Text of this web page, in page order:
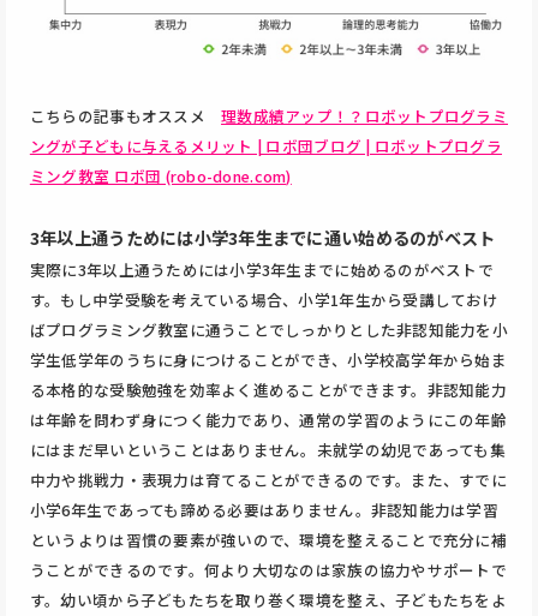
こちらの記事もオススメ理数成績アップ！？ロボットプログラミ
ングが子どもに与えるメリット | ロボ団ブログ | ロボットプログラ
ミング教室 ロボ団 (robo-done.com)
3年以上通うためには小学3年生までに通い始めるのがベスト
実際に3年以上通うためには小学3年生までに始めるのがベストで
す。もし中学受験を考えている場合、小学1年生から受講しておけ
ばプログラミング教室に通うことでしっかりとした非認知能力を小
学生低学年のうちに身につけることができ、小学校高学年から始ま
る本格的な受験勉強を効率よく進めることができます。非認知能力
は年齢を問わず身につく能力であり、通常の学習のようにこの年齢
にはまだ早いということはありません。未就学の幼児であっても集
中力や挑戦力・表現力は育てることができるのです。また、すでに
小学6年生であっても諦める必要はありません。非認知能力は学習
というよりは習慣の要素が強いので、環境を整えることで充分に補
うことができるのです。何より大切なのは家族の協力やサポートで
す。幼い頃から子どもたちを取り巻く環境を整え、子どもたちをよ